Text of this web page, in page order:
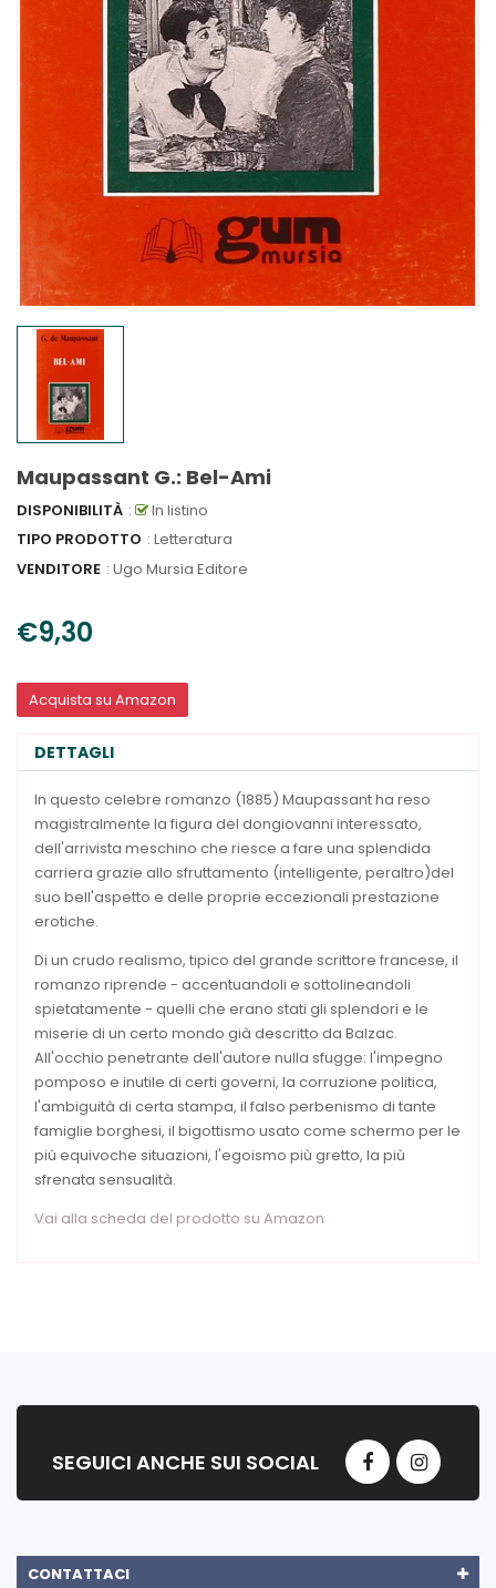
Maupassant G.: Bel-Ami
DISPONIBILITÀ :
In listino
TIPO PRODOTTO : Letteratura
VENDITORE : Ugo Mursia Editore
€9,30
Acquista su Amazon
DETTAGLI
In questo celebre romanzo (1885) Maupassant ha reso
magistralmente la figura del dongiovanni interessato,
dell'arrivista meschino che riesce a fare una splendida
carriera grazie allo sfruttamento (intelligente, peraltro)del
suo bell'aspetto e delle proprie eccezionali prestazione
erotiche.
Di un crudo realismo, tipico del grande scrittore francese, il
romanzo riprende - accentuandoli e sottolineandoli
spietatamente - quelli che erano stati gli splendori e le
miserie di un certo mondo già descritto da Balzac.
All'occhio penetrante dell'autore nulla sfugge: l'impegno
pomposo e inutile di certi governi, la corruzione politica,
l'ambiguità di certa stampa, il falso perbenismo di tante
famiglie borghesi, il bigottismo usato come schermo per le
più equivoche situazioni, l'egoismo più gretto, la più
sfrenata sensualità.
Vai alla scheda del prodotto su Amazon
SEGUICI ANCHE SUI SOCIAL
CONTATTACI